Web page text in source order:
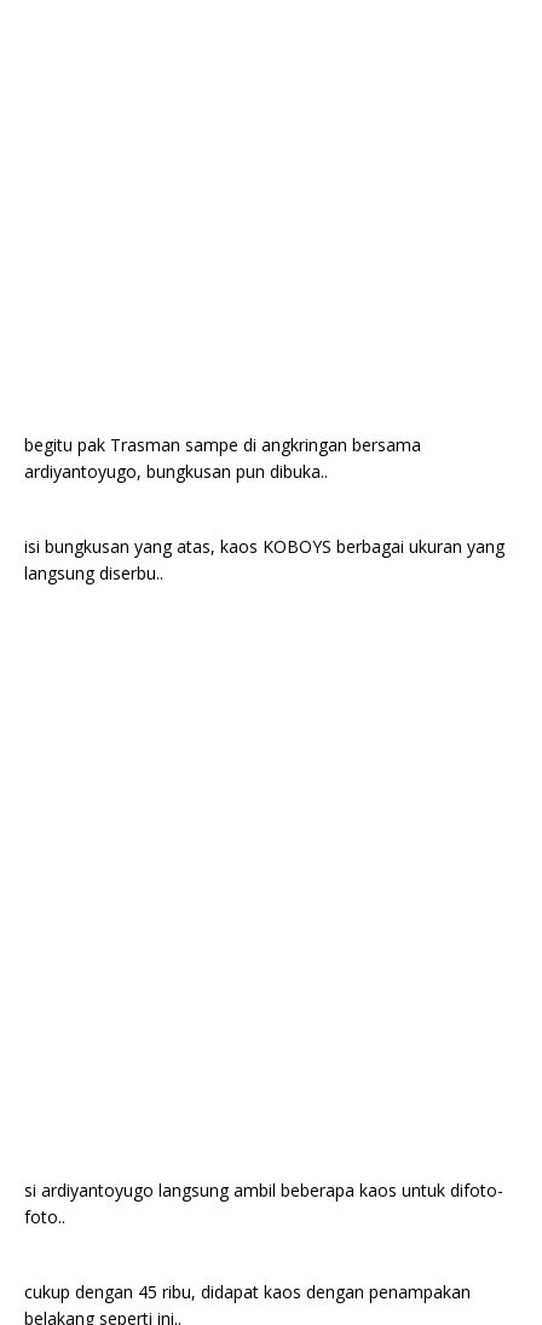
begitu pak Trasman sampe di angkringan bersama
ardiyantoyugo, bungkusan pun dibuka..
isi bungkusan yang atas, kaos KOBOYS berbagai ukuran yang
langsung diserbu..
si ardiyantoyugo langsung ambil beberapa kaos untuk difoto-
foto..
cukup dengan 45 ribu, didapat kaos dengan penampakan
belakang seperti ini..